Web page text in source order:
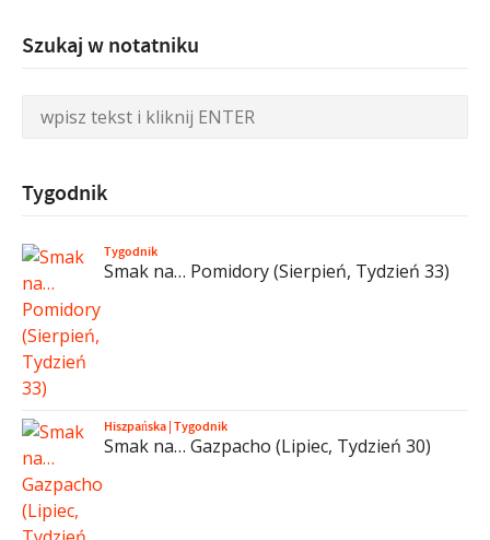
Szukaj w notatniku
Tygodnik
Tygodnik
Smak na… Pomidory (Sierpień, Tydzień 33)
Hiszpańska|Tygodnik
Smak na… Gazpacho (Lipiec, Tydzień 30)